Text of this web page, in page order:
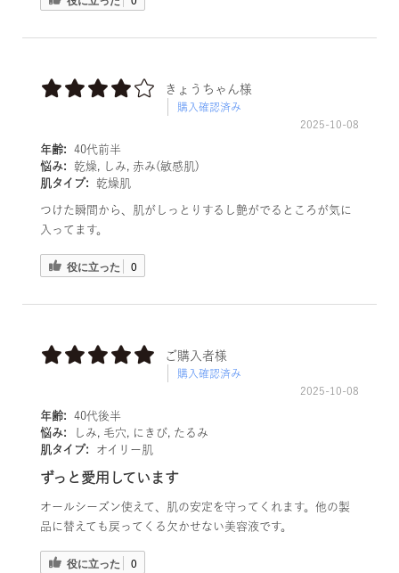
きょうちゃん様
購入確認済み
2025-10-08
年齢:
40代前半
悩み:
乾燥, しみ, 赤み(敏感肌)
肌タイプ:
乾燥肌
つけた瞬間から、肌がしっとりするし艶がでるところが気に
入ってます。
役に立った 0
ご購入者様
購入確認済み
2025-10-08
年齢:
40代後半
悩み:
しみ, 毛穴, にきび, たるみ
肌タイプ:
オイリー肌
ずっと愛用しています
オールシーズン使えて、肌の安定を守ってくれます。他の製
品に替えても戻ってくる欠かせない美容液です。
役に立った 0